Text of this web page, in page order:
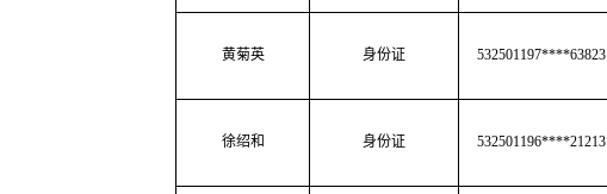
黄菊英 身份证 532501197****63823
徐绍和 身份证 532501196****21213